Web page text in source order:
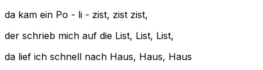
da kam ein Po - li - zist, zist zist,
der schrieb mich auf die List, List, List,
da lief ich schnell nach Haus, Haus, Haus